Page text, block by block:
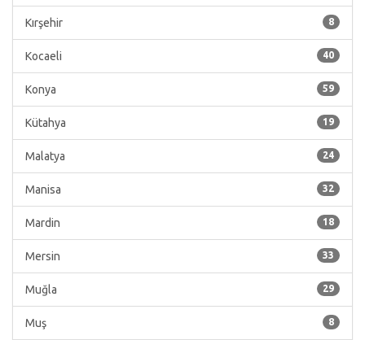
8
Kırşehir
40
Kocaeli
59
Konya
19
Kütahya
24
Malatya
32
Manisa
18
Mardin
33
Mersin
29
Muğla
8
Muş